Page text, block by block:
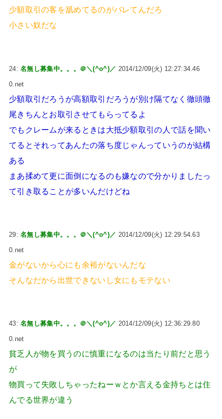
少額取引の客を舐めてるのがバレてんだろ
小さい奴だな
24:名無し募集中。。。＠＼(^o^)／ 2014/12/09(火) 12:27:34.46
0.net
少額取引だろうが高額取引だろうが別け隔てなく徹頭徹
尾きちんとお取引させてもらってるよ
でもクレームが来るときは大抵少額取引の人で話を聞い
てるとそれってあんたの落ち度じゃんっていうのが結構
ある
まあ揉めて更に面倒になるのも嫌なので分かりましたっ
て引き取ることが多いんだけどね
29:名無し募集中。。。＠＼(^o^)／ 2014/12/09(火) 12:29:54.63
0.net
金がないから心にも余裕がないんだな
そんなだから出世できないし女にもモテない
43:名無し募集中。。。＠＼(^o^)／ 2014/12/09(火) 12:36:29.80
0.net
貧乏人が物を買うのに慎重になるのは当たり前だと思う
が
物買って失敗しちゃったねーｗとか言える金持ちとは住
んでる世界が違う